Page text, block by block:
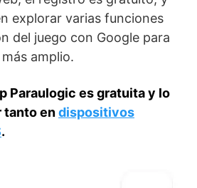
explorar varias funciones
del juego con Google para
amplio.
Paraulogic es gratuita y lo
tanto endispositivos
.